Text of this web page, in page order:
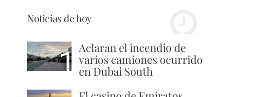
Noticias de hoy
1 Aclaran el incendio de
varios camiones ocurrido
en Dubai South